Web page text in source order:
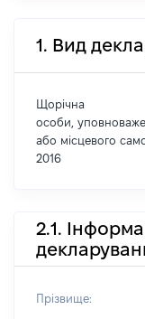
1. Вид
Щорічна
особи,
або місцевого
2016
2.1.
Прізвище: